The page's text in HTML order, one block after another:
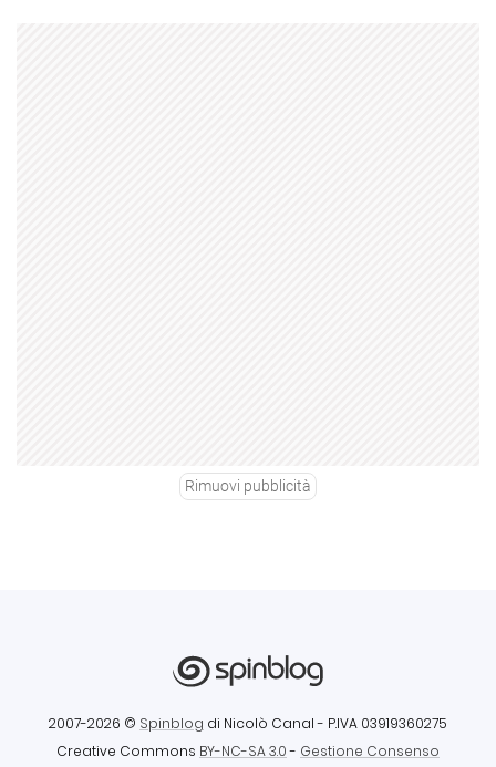
Rimuovi pubblicità
2007-2026 © Spinblog di Nicolò Canal - P.IVA 03919360275
Creative Commons BY-NC-SA 3.0- Gestione Consenso